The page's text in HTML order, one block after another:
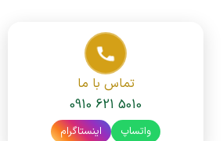
تماس با ما
0910 621 5010
واتساپ اینستاگرام